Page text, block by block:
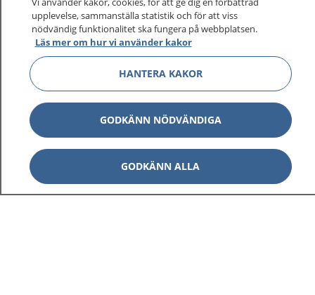
1177 ger dig råd när du vill må bättre.
1177 på flera språk Visa
Om 1177 Visa
Kontakt Visa
upplevelse, sammanställa statistik och för att viss
nödvändig funktionalitet ska fungera på webbplatsen.
Läs mer om hur vi använder kakor
HANTERA KAKOR
GODKÄNN NÖDVÄNDIGA
GODKÄNN ALLA